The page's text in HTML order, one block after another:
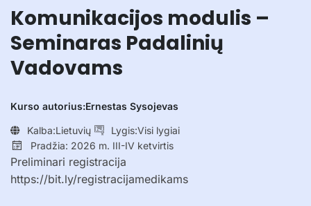
Komunikacijos modulis –
Seminaras Padalinių
Vadovams
Kurso autorius:Ernestas Sysojevas
Kalba:Lietuvių Lygis:Visi lygiai
Pradžia: 2026 m. III-IV ketvirtis
Preliminari registracija
https://bit.ly/registracijamedikams